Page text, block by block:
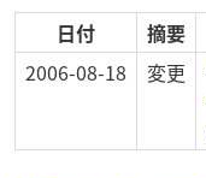
日付 摘要
2006-08-18
変更